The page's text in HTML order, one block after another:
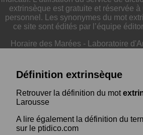
extrinsèque est gratuite et réservée
personnel. Les synonymes du mot
ce site sont édités par l’équipe
Horaire des Marées - Laboratoire
Définition extrinsèque
Retrouver la définition du mot
Larousse
A lire également la définition du
sur le ptidico.com